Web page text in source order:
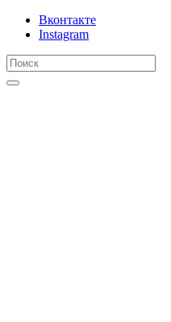
Вконтакте
Instagram